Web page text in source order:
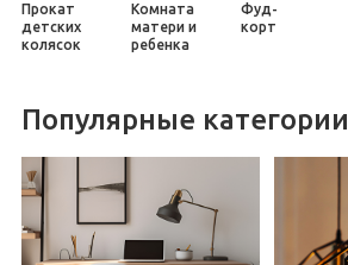
Прокат
детских
колясок
Комната
матери и
ребенка
Фуд-
корт
Популярные категории